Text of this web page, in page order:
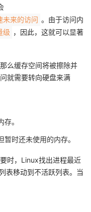
未来的访问 。由于访问内
级 ，因此，这就可以显著
么缓存空间将被擦除并
就需要转向硬盘来满
。
时还未使用的内存。
时，Linux找出进程最近
表移动到不活跃列表。当